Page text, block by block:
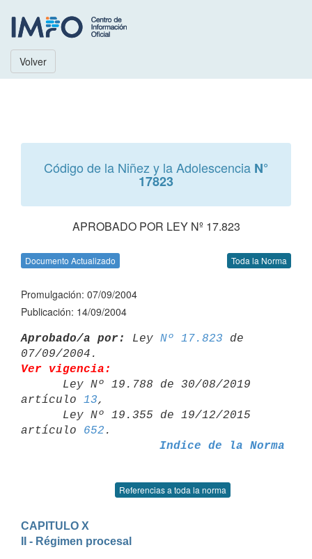
Volver
Código de la Niñez y la Adolescencia N°
17823
APROBADO POR LEY Nº 17.823
Documento Actualizado Toda la Norma
Promulgación: 07/09/2004
Publicación: 14/09/2004
Aprobado/a por: Ley Nº 17.823 de
Ver vigencia:
artículo 13,
artículo 652
Indice de la Norma
Referencias a toda la norma
CAPITULO X
II - Régimen procesal